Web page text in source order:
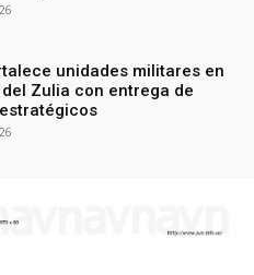
unidades militares en
Zulia con entrega de